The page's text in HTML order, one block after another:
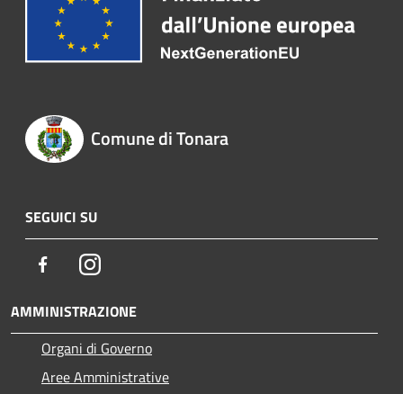
Comune di Tonara
SEGUICI SU
FacebookInstagram
AMMINISTRAZIONE
Organi di Governo
Aree Amministrative